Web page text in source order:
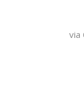
via